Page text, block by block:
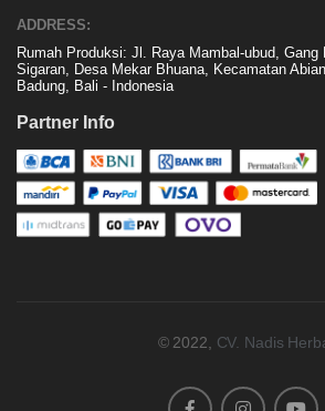
ADDRESS:
Rumah Produksi: Jl. Raya Mambal-ubud, Gang
Sigaran, Desa Mekar Bhuana, Kecamatan
Badung, Bali - Indonesia
Partner Info
© 2022, CV. Nadis